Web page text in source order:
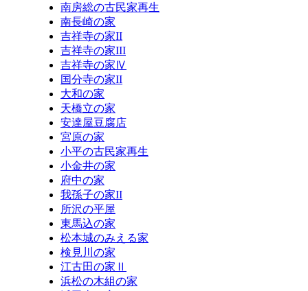
南房総の古民家再生
南長崎の家
吉祥寺の家II
吉祥寺の家III
吉祥寺の家Ⅳ
国分寺の家II
大和の家
天橋立の家
安達屋豆腐店
宮原の家
小平の古民家再生
小金井の家
府中の家
我孫子の家II
所沢の平屋
東馬込の家
松本城のみえる家
検見川の家
江古田の家Ⅱ
浜松の木組の家